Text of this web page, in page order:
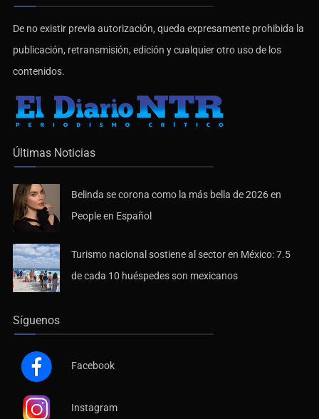
De no existir previa autorización, queda expresamente prohibida la
publicación, retransmisión, edición y cualquier otro uso de los
contenidos.
Últimas Noticias
Belinda se corona como la más bella de 2026 en
People en Español
Turismo nacional sostiene al sector en México: 7.5
de cada 10 huéspedes son mexicanos
Síguenos
Facebook
Instagram